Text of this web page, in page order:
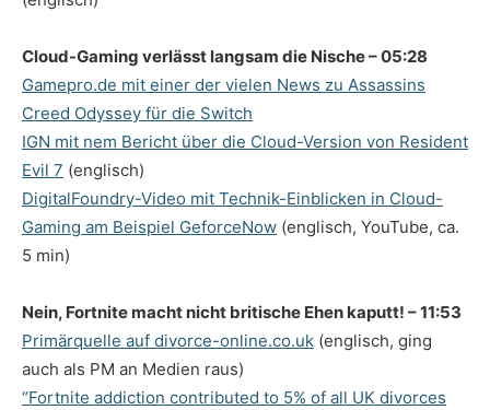
Cloud-Gaming verlässt langsam die Nische – 05:28
Gamepro.de mit einer der vielen News zu Assassins
Creed Odyssey für die Switch
IGN mit nem Bericht über die Cloud-Version von Resident
Evil 7 (englisch)
DigitalFoundry-Video mit Technik-Einblicken in Cloud-
Gaming am Beispiel GeforceNow (englisch, YouTube, ca.
5 min)
Nein, Fortnite macht nicht britische Ehen kaputt! – 11:53
Primärquelle auf divorce-online.co.uk (englisch, ging
auch als PM an Medien raus)
“Fortnite addiction contributed to 5% of all UK divorces